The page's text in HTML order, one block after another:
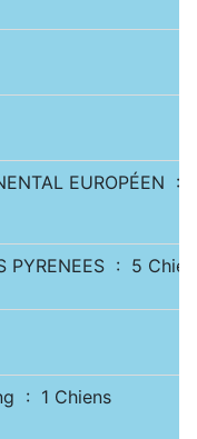
EUROPÉEN :
PYRENEES : 5
: 1 Chiens